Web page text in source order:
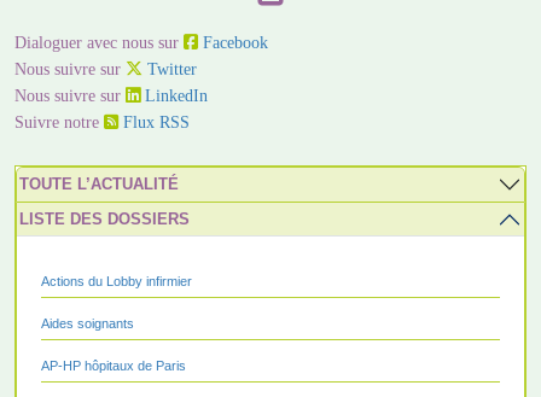
Dialoguer avec nous sur
Facebook
Nous suivre sur
Twitter
Nous suivre sur
LinkedIn
Suivre notre
Flux RSS
TOUTE L’ACTUALITÉ
LISTE DES DOSSIERS
Actions du Lobby infirmier
Aides soignants
AP-HP hôpitaux de Paris